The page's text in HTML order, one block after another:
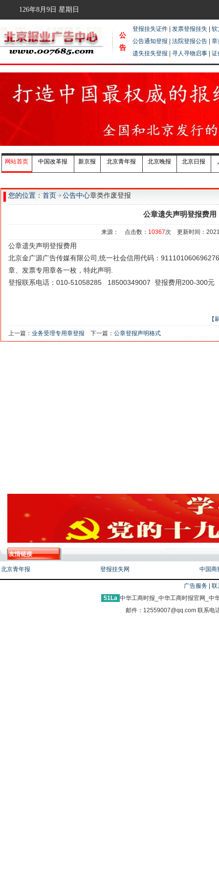
126年8月9日 星期日
公
告
登报挂失证件 发票登报挂失
软
公告通知登报
法院登报公告
章
遗失挂失登报
寻人寻物启事 证
网站首页 中国改革报 新京报 北京青年报 北京晚报 北京日报
您的位置：首页 公告中心章类作废登报
公章遗失声明登报费用
来源： 点击数： 10367次 更新时间：
公章遗失声明登报费用
北京金广源广告传媒有限公司,统一社会信用代码：
章、发票专用章各一枚，特此声明.
登报联系电话：010-51058285 18500349007 登报费用200-300元
【
上一篇： 业务受理专用章登报 下一篇： 公章登报声明格式
友情链接
北京青年报 登报挂失网 中国商
广告服务
联
51La 中华工商时报_中华工商时报官网_中
邮件：12559007@qq.com 联系